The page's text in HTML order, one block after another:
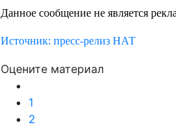
Данное сообщение не является
Источник: пресс-релиз НАТ
Оцените материал
1
2